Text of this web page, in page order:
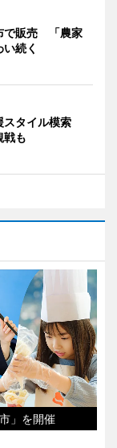
で販売 「農家
続く
スタイル模索
戦も
」を開催